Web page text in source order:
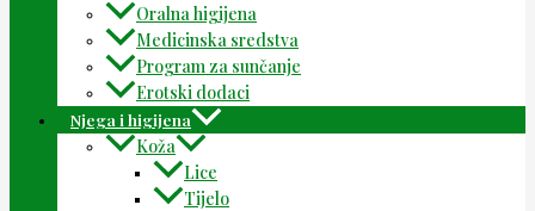
Oralna higijena
Medicinska sredstva
Program za sunčanje
Erotski dodaci
Njega i higijena
Koža
Lice
Tijelo